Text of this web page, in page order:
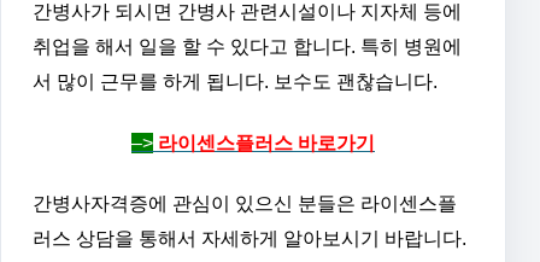
간병사가 되시면 간병사 관련시설이나 지자체 등에
취업을 해서 일을 할 수 있다고 합니다. 특히 병원에
서 많이 근무를 하게 됩니다. 보수도 괜찮습니다.
–> 라이센스플러스 바로가기
간병사자격증에 관심이 있으신 분들은 라이센스플
러스 상담을 통해서 자세하게 알아보시기 바랍니다.